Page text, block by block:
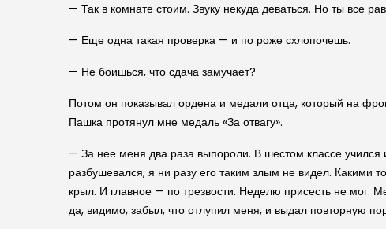
— Так в комнате стоим. Звуку некуда деваться. Но ты все
— Еще одна такая проверка — и по роже схлопочешь.
— Не боишься, что сдача замучает?
Потом он показывал ордена и медали отца, который на
Пашка протянул мне медаль «За отвагу».
— За нее меня два раза выпороли. В шестом классе учился
разбушевался, я ни разу его таким злым не видел.
крыл. И главное — по трезвости. Неделю присесть не мог.
да, видимо, забыл, что отлупил меня, и выдал повторную